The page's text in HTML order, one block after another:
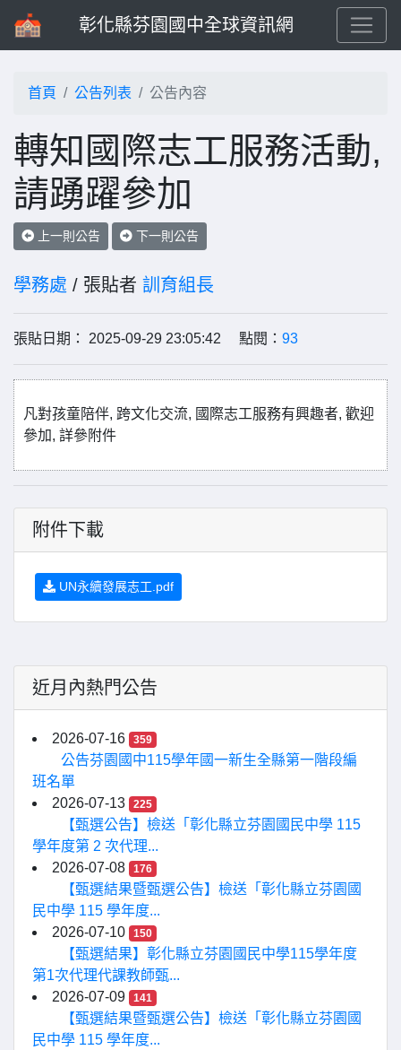
彰化縣芬園國中全球資訊網
首頁 公告列表 公告內容
轉知國際志工服務活動,
請踴躍參加
上一則公告 下一則公告
學務處 / 張貼者 訓育組長
張貼日期： 2025-09-29 23:05:42 點閱： 93
凡對孩童陪伴, 跨文化交流, 國際志工服務有興趣者, 歡迎
參加, 詳參附件
附件下載
UN永續發展志工.pdf
近月內熱門公告
2026-07-16 359
公告芬園國中115學年國一新生全縣第一階段編
班名單
2026-07-13
225
【甄選公告】檢送「彰化縣立芬園國民中學 115
學年度第 2 次代理...
2026-07-08
176
【甄選結果暨甄選公告】檢送「彰化縣立芬園國
民中學 115 學年度...
2026-07-10
150
【甄選結果】彰化縣立芬園國民中學115學年度
第1次代理代課教師甄...
2026-07-09
141
【甄選結果暨甄選公告】檢送「彰化縣立芬園國
民中學 115 學年度...